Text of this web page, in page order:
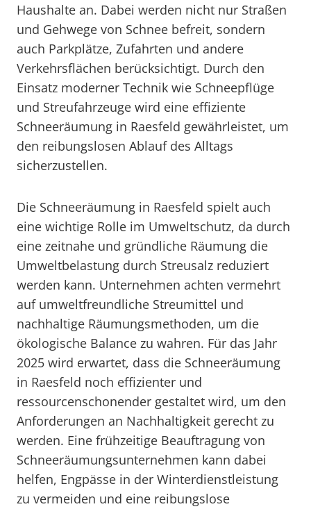
Haushalte an. Dabei werden nicht nur Straßen
und Gehwege von Schnee befreit, sondern
auch Parkplätze, Zufahrten und andere
Verkehrsflächen berücksichtigt. Durch den
Einsatz moderner Technik wie Schneepflüge
und Streufahrzeuge wird eine effiziente
Schneeräumung in Raesfeld gewährleistet, um
den reibungslosen Ablauf des Alltags
sicherzustellen.
Die Schneeräumung in Raesfeld spielt auch
eine wichtige Rolle im Umweltschutz, da durch
eine zeitnahe und gründliche Räumung die
Umweltbelastung durch Streusalz reduziert
werden kann. Unternehmen achten vermehrt
auf umweltfreundliche Streumittel und
nachhaltige Räumungsmethoden, um die
ökologische Balance zu wahren. Für das Jahr
2025 wird erwartet, dass die Schneeräumung
in Raesfeld noch effizienter und
ressourcenschonender gestaltet wird, um den
Anforderungen an Nachhaltigkeit gerecht zu
werden. Eine frühzeitige Beauftragung von
Schneeräumungsunternehmen kann dabei
helfen, Engpässe in der Winterdienstleistung
zu vermeiden und eine reibungslose